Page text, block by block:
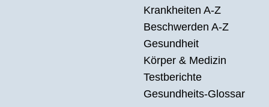
Krankheiten A-Z
Beschwerden A-Z
Gesundheit
Körper & Medizin
Testberichte
Gesundheits-Glossar